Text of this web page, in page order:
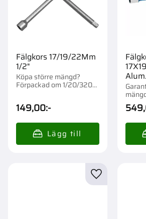
Fälgkors 17/19/22Mm
1/2"
Köpa större mängd?
Förpackad om 1/20/320
149,00:- 1/10 st.
Lägg till i